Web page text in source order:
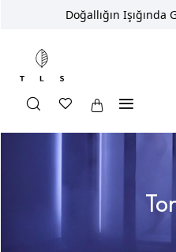
Doğallığın